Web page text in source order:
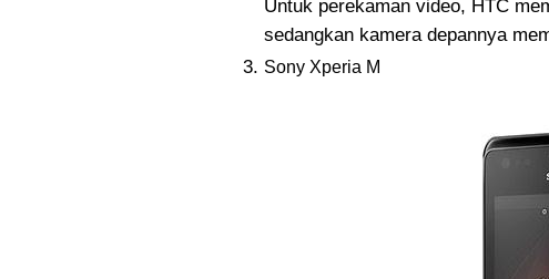
Untuk perekaman video, HTC
sedangkan kamera depannya
Sony Xperia M